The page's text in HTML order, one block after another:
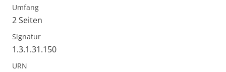
Umfang
2 Seiten
Signatur
1.3.1.31.150
URN